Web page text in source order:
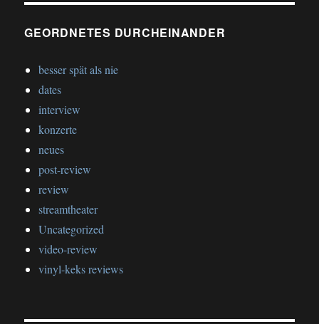
GEORDNETES DURCHEINANDER
besser spät als nie
dates
interview
konzerte
neues
post-review
review
streamtheater
Uncategorized
video-review
vinyl-keks reviews